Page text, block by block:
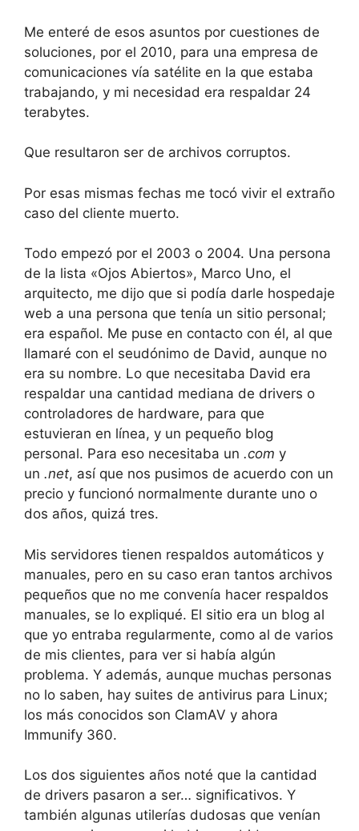
Me enteré de esos asuntos por cuestiones de
soluciones, por el 2010, para una empresa de
comunicaciones vía satélite en la que estaba
trabajando, y mi necesidad era respaldar 24
terabytes.
Que resultaron ser de archivos corruptos.
Por esas mismas fechas me tocó vivir el extraño
caso del cliente muerto.
Todo empezó por el 2003 o 2004. Una persona
de la lista «Ojos Abiertos», Marco Uno, el
arquitecto, me dijo que si podía darle hospedaje
web a una persona que tenía un sitio personal;
era español. Me puse en contacto con él, al que
llamaré con el seudónimo de David, aunque no
era su nombre. Lo que necesitaba David era
respaldar una cantidad mediana de drivers o
controladores de hardware, para que
estuvieran en línea, y un pequeño blog
personal. Para eso necesitaba un .com y
un .net, así que nos pusimos de acuerdo con un
precio y funcionó normalmente durante uno o
dos años, quizá tres.
Mis servidores tienen respaldos automáticos y
manuales, pero en su caso eran tantos archivos
pequeños que no me convenía hacer respaldos
manuales, se lo expliqué. El sitio era un blog al
que yo entraba regularmente, como al de varios
de mis clientes, para ver si había algún
problema. Y además, aunque muchas personas
no lo saben, hay suites de antivirus para Linux;
los más conocidos son ClamAV y ahora
Immunify 360.
Los dos siguientes años noté que la cantidad
de drivers pasaron a ser… significativos. Y
también algunas utilerías dudosas que venían